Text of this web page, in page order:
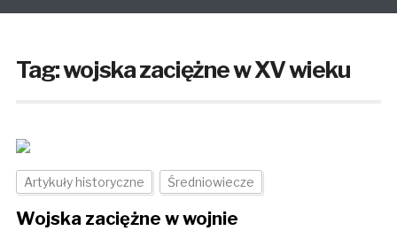
Tag:wojska zaciężne w XV wieku
Artykuły historyczne Średniowiecze
Wojska zaciężne w wojnie